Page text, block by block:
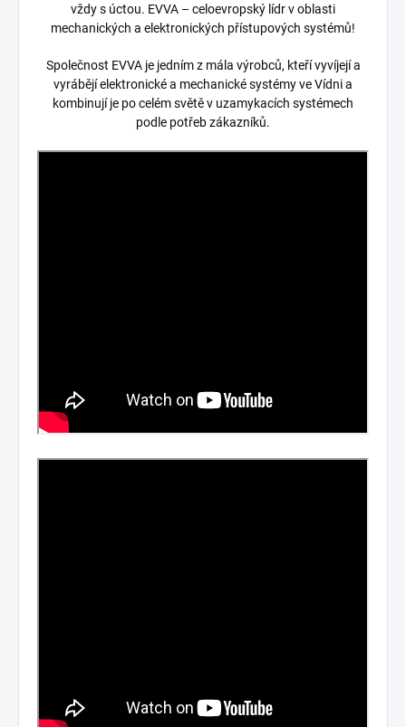
vždy s úctou. EVVA – celoevropský lídr v oblasti
mechanických a elektronických přístupových systémů!
Společnost EVVA je jedním z mála výrobců, kteří vyvíjejí a
vyrábějí elektronické a mechanické systémy ve Vídni a
kombinují je po celém světě v uzamykacích systémech
podle potřeb zákazníků.